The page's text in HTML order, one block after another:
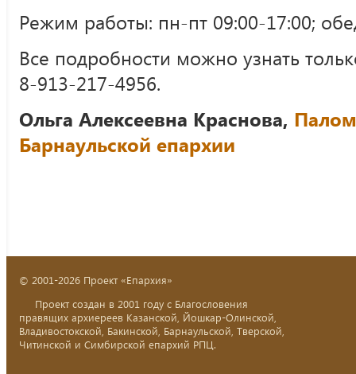
Режим работы: пн-пт 09:00-17:00;
Все подробности можно узнать
8-913-217-4956.
Ольга Алексеевна Краснова,
Барнаульской епархии
© 2001-2026 Проект «Епархия»
Проект создан в 2001 году с Благословения
правящих архиереев Казанской, Йошкар-Олинской,
Владивостокской, Бакинской, Барнаульской, Тверской,
Читинской и Симбирской епархий РПЦ.